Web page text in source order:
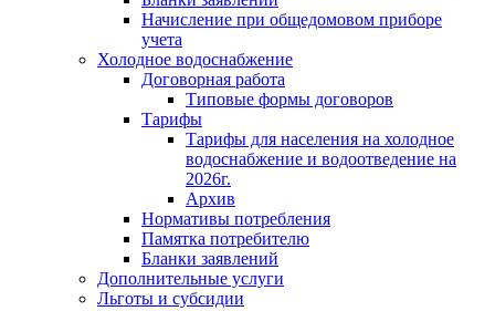
Начисление при общедомовом приборе
учета
Холодное водоснабжение
Договорная работа
Типовые формы договоров
Тарифы
Тарифы для населения на холодное
водоснабжение и водоотведение на
2026г.
Архив
Нормативы потребления
Памятка потребителю
Бланки заявлений
Дополнительные услуги
Льготы и субсидии